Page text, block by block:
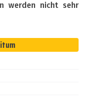
werden nicht sehr